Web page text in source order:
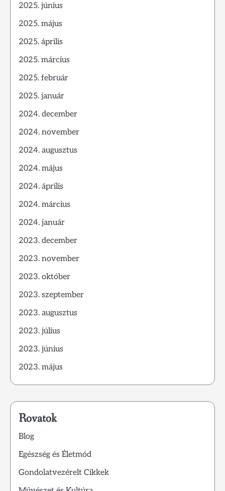
2025. június
2025. május
2025. április
2025. március
2025. február
2025. január
2024. december
2024. november
2024. augusztus
2024. május
2024. április
2024. március
2024. január
2023. december
2023. november
2023. október
2023. szeptember
2023. augusztus
2023. július
2023. június
2023. május
Rovatok
Blog
Egészség és Életmód
Gondolatvezérelt Cikkek